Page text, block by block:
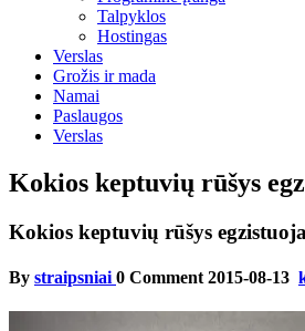
Talpyklos
Hostingas
Verslas
Grožis ir mada
Namai
Paslaugos
Verslas
Kokios keptuvių rūšys
Kokios keptuvių rūšys
By straipsniai 0 Comment 2015-08-13